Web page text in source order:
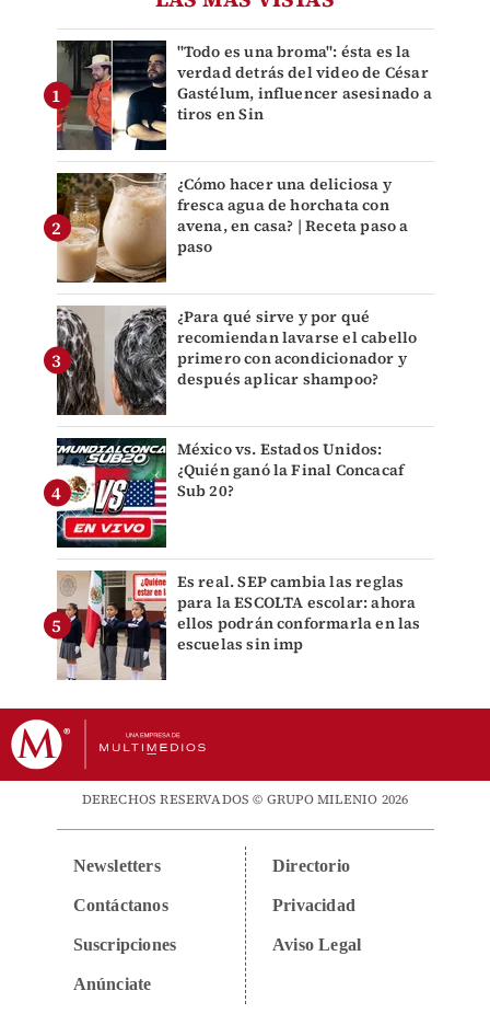
"Todo es una broma": ésta es la
verdad detrás del video de César
Gastélum, influencer asesinado a
tiros en Sin
¿Cómo hacer una deliciosa y
fresca agua de horchata con
avena, en casa? | Receta paso a
paso
¿Para qué sirve y por qué
recomiendan lavarse el cabello
primero con acondicionador y
después aplicar shampoo?
México vs. Estados Unidos:
¿Quién ganó la Final Concacaf
Sub 20?
Es real. SEP cambia las reglas
para la ESCOLTA escolar: ahora
ellos podrán conformarla en las
escuelas sin imp
DERECHOS RESERVADOS © GRUPO MILENIO 2026
Newsletters
Contáctanos
Suscripciones
Anúnciate
Directorio
Privacidad
Aviso Legal